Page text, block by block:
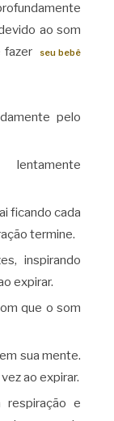
ao som
fazer
seu bebê
pelo
ficando cada
termine.
inspirando
expirar.
que o som
sua mente.
ao expirar.
respiração e